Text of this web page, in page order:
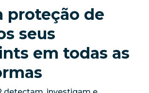
proteção de
seus
em todas as